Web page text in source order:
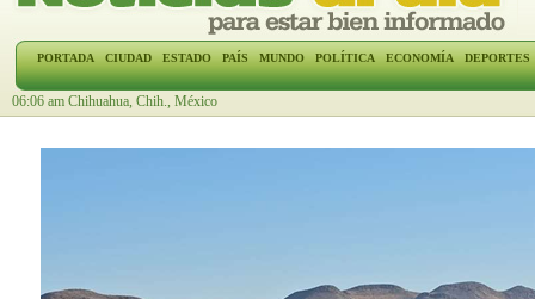
PORTADA CIUDAD ESTADO PAÍS MUNDO POLÍTICA ECONOMÍA DEPORTES
06:06 am Chihuahua, Chih., México